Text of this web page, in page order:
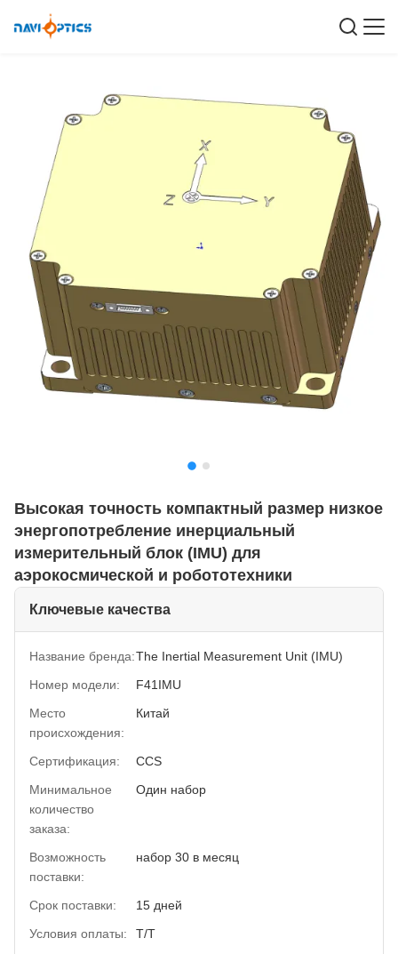
Высокая точность компактный размер низкое
энергопотребление инерциальный
измерительный блок (IMU) для
аэрокосмической и робототехники
Ключевые качества
Название бренда:The Inertial Measurement Unit (IMU)
Номер модели:
F41IMU
Место
происхождения:
Китай
Сертификация:
CCS
Минимальное
количество
заказа:
Один набор
Возможность
поставки:
набор 30 в месяц
Срок поставки:
15 дней
Условия оплаты:
Т/Т